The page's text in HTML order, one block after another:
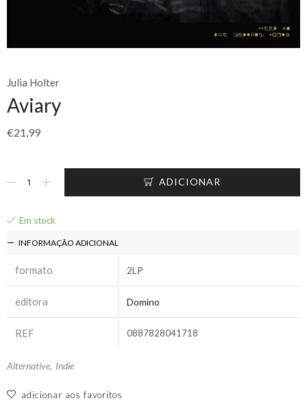
Julia Holter
Aviary
€21,99
ADICIONAR
Em stock
INFORMAÇÃO ADICIONAL
formato 2LP
editora Domino
REF 0887828041718
Alternative, Indie
adicionar aos favoritos